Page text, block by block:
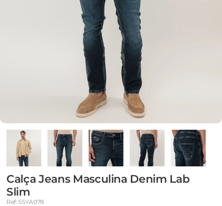
Calça Jeans Masculina Denim Lab
Slim
Ref: 55YA078